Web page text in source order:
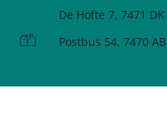
De Höfte 7, 7471
Postadres:Postbus 54, 7470